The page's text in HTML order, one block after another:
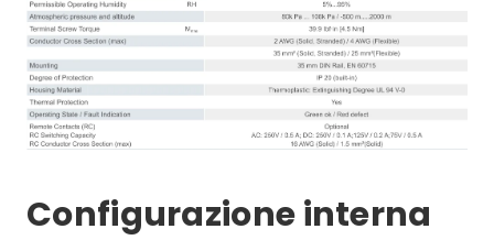
Configurazione interna